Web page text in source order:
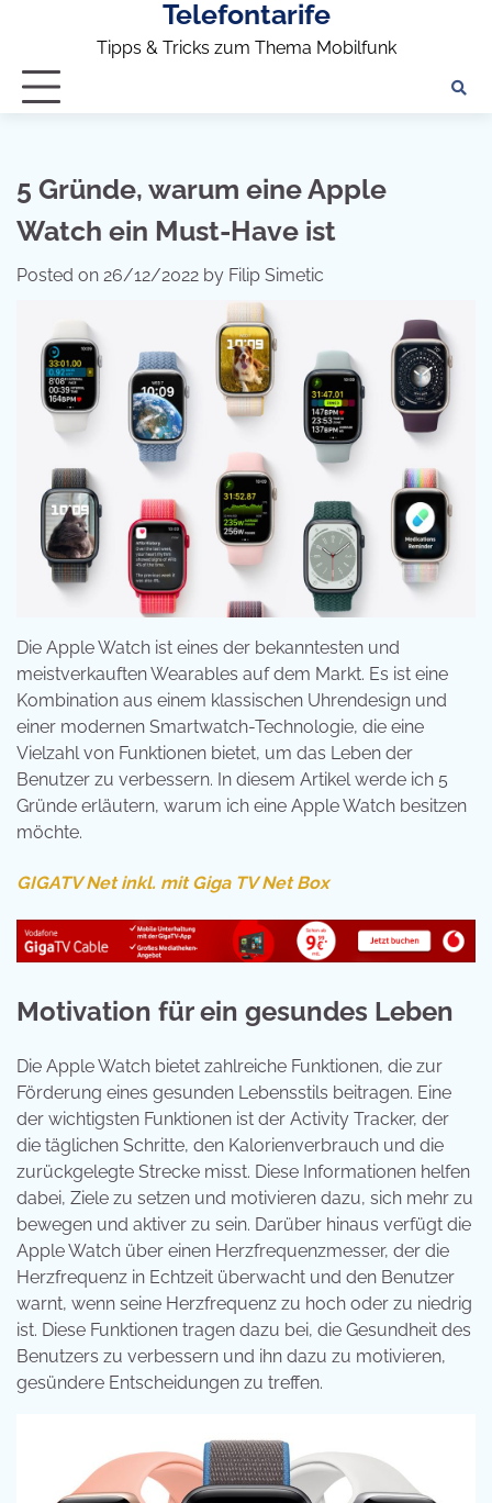
Telefontarife
Tipps & Tricks zum Thema Mobilfunk
5 Gründe, warum eine Apple
Watch ein Must-Have ist
Posted on 26/12/2022 by Filip Simetic
Die Apple Watch ist eines der bekanntesten und
meistverkauften Wearables auf dem Markt. Es ist eine
Kombination aus einem klassischen Uhrendesign und
einer modernen Smartwatch-Technologie, die eine
Vielzahl von Funktionen bietet, um das Leben der
Benutzer zu verbessern. In diesem Artikel werde ich 5
Gründe erläutern, warum ich eine Apple Watch besitzen
möchte.
GIGATV Net inkl. mit Giga TV Net Box
Motivation für ein gesundes Leben
Die Apple Watch bietet zahlreiche Funktionen, die zur
Förderung eines gesunden Lebensstils beitragen. Eine
der wichtigsten Funktionen ist der Activity Tracker, der
die täglichen Schritte, den Kalorienverbrauch und die
zurückgelegte Strecke misst. Diese Informationen helfen
dabei, Ziele zu setzen und motivieren dazu, sich mehr zu
bewegen und aktiver zu sein. Darüber hinaus verfügt die
Apple Watch über einen Herzfrequenzmesser, der die
Herzfrequenz in Echtzeit überwacht und den Benutzer
warnt, wenn seine Herzfrequenz zu hoch oder zu niedrig
ist. Diese Funktionen tragen dazu bei, die Gesundheit des
Benutzers zu verbessern und ihn dazu zu motivieren,
gesündere Entscheidungen zu treffen.